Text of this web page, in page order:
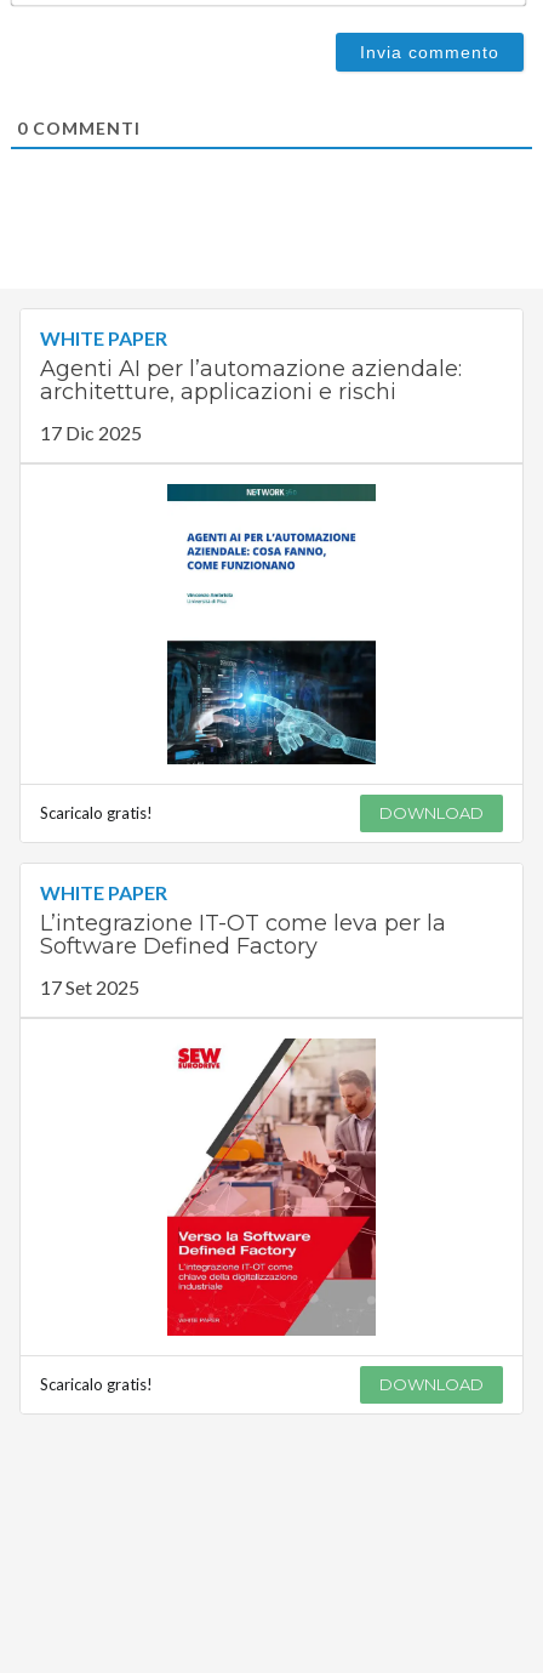
0COMMENTI
WHITE PAPER
Agenti AI per l’automazione aziendale:
architetture, applicazioni e rischi
17 Dic 2025
Scaricalo gratis! DOWNLOAD
WHITE PAPER
L’integrazione IT-OT come leva per la
Software Defined Factory
17 Set 2025
Scaricalo gratis! DOWNLOAD